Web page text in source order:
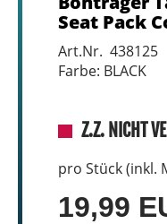
Seat Pack
Art.Nr. 438125
Farbe: BLACK
Z.Z. NICHT
pro Stück (inkl.
19,99